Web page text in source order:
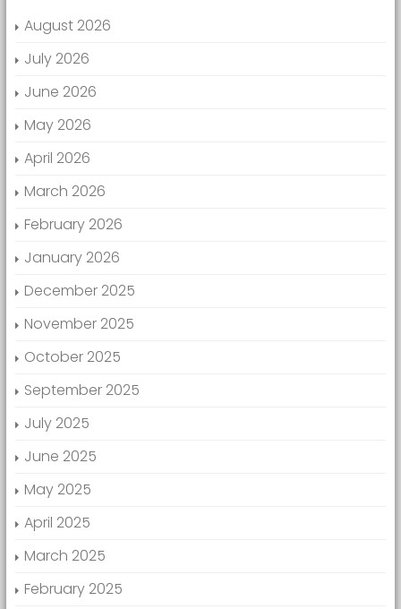
August 2026
July 2026
June 2026
May 2026
April 2026
March 2026
February 2026
January 2026
December 2025
November 2025
October 2025
September 2025
July 2025
June 2025
May 2025
April 2025
March 2025
February 2025